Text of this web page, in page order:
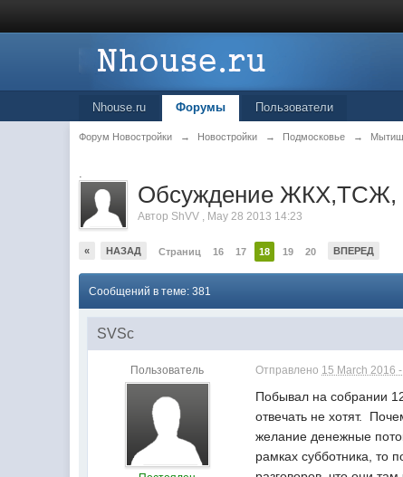
Nhouse.ru Форумы Пользователи
Форум Новостройки → Новостройки → Подмосковье →
.
Обсуждение ЖКХ,ТСЖ,
Автор ShVV , May 28 2013 14:23
« НАЗАД Страниц 16 17 18 19 20 ВПЕРЕД
Сообщений в теме: 381
SVSc
Пользователь Отправлено 15 March 2016
Побывал на собрании
отвечать не хотят.
желание денежные
рамках субботника, то